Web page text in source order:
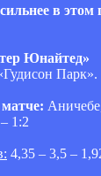
в
Юнайтед»
Парк».
1:2
4,35 – 3,5 –